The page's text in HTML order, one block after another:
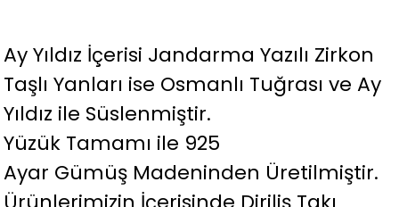
Ay Yıldız İçerisi Jandarma Yazılı Zirkon
Taşlı Yanları ise Osmanlı Tuğrası ve Ay
Yıldız ile Süslenmiştir.
Yüzük Tamamı ile 925
Ayar Gümüş Madeninden Üretilmiştir.